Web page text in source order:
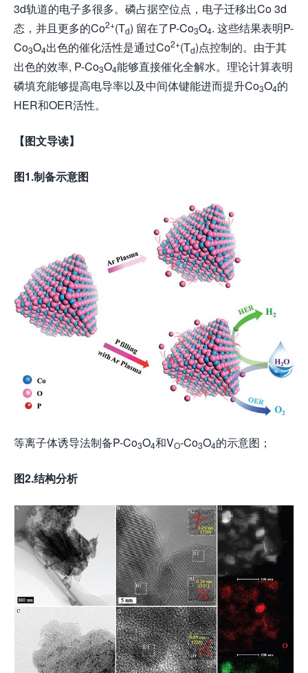
3d轨道的电子多很多。磷占据空位点，电子迁移出Co 3d
态，并且更多的Co2+(Td) 留在了P-Co3O4. 这些结果表明P-
Co3O4出色的催化活性是通过Co2+(Td)点控制的。由于其
出色的效率, P-Co3O4能够直接催化全解水。理论计算表明
磷填充能够提高电导率以及中间体键能进而提升Co3O4的
HER和OER活性。
【图文导读】
图1.制备示意图
等离子体诱导法制备P-Co3O4和VO-Co3O4的示意图；
图2.结构分析